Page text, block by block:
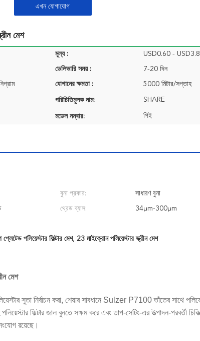
এখন যোগাযোগ
মেশ
মূল্য : USD0.60 -
ডেলিভারি সময় : 7-20 দিন
যোগানের ক্ষমতা : 5000 মিটার/সপ্তাহ
পরিচিতিমুলক নাম: SHARE
মডেল নম্বার: পিই
বুনা প্রকার: সাধারণ বুনা
থ্রেড ব্যাস: 34μm-300μm
প্লেটেড পলিয়েস্টার ফিল্টার মেশ, 23 মাইক্রোন পলিয়েস্টার স্ক্রীন মেশ
মেশ
সুতা নির্বাচন করা, শেয়ার সাবধানে Sulzer P7100 তাঁতের সাথে
ফিল্টার জাল বুনতে সক্ষম করে এবং তাপ-সেটিং-এর উত্পাদন-পরবর্তী
রয়েছে।